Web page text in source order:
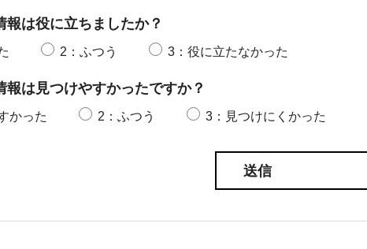
報は役に立ちましたか？
2：ふつう 3：役に立たなかった
報は見つけやすかったですか？
かった 2：ふつう 3：見つけにくかった